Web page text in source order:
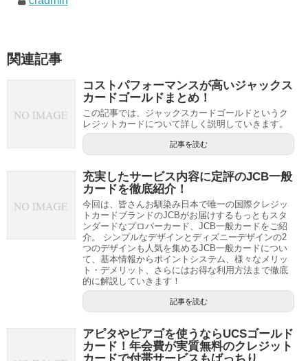
関連記事
コストパフォーマンスが高いジャックス
カードゴールドまとめ！
この記事では、ジャックスカードゴールドというク
レジットカードについて詳しく説明していきます。
記事を読む
充実したサービス内容に定評のJCB一般
カードを徹底紹介！
今回は、皆さんお馴染み日本で唯一の国際クレジッ
トカードブランドのJCBがお届けするもっともスタ
ンダードなプロパーカード、JCB一般カードをご紹
介。 シンプルなデザインとディズニーデザインの2
つのデザインも人気を集めるJCB一般カードについ
て、基本情報からポイントシステム、様々なメリッ
ト・デメリット、さらにはお得な利用方法まで徹底
的に解説していきます！
記事を読む
アピタやピアゴを使うならUCSゴールド
カード！年会費が実質無料のクレジット